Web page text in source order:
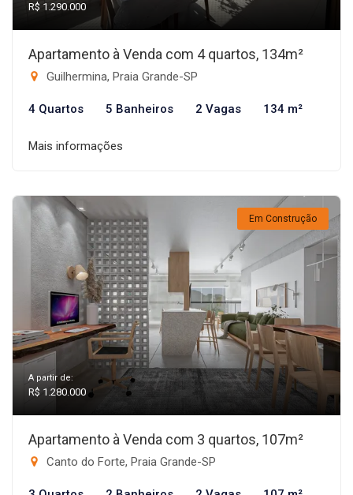
R$ 1.290.000
Apartamento à Venda com 4 quartos, 134m²
Guilhermina, Praia Grande-SP
4 Quartos 5 Banheiros 2 Vagas 134 m²
Mais informações
Em Construção
A partir de:
R$ 1.280.000
Apartamento à Venda com 3 quartos, 107m²
Canto do Forte, Praia Grande-SP